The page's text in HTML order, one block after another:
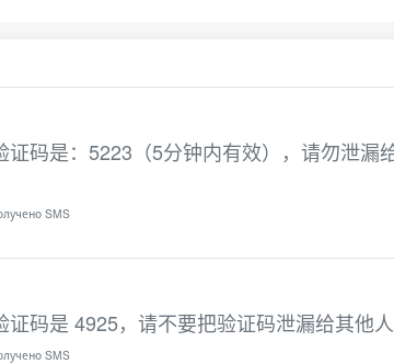
证码是：5223（5分钟内有效），请勿泄
SMS
证码是 4925，请不要把验证码泄漏给其他
SMS